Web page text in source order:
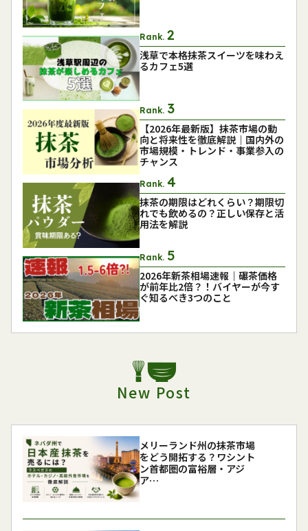
Rank.
浅草で本格抹茶スイーツを味わえ
るカフェ5選
Rank.
【2026年最新版】抹茶市場の動
向と将来性を徹底解説｜国内外の
市場規模・トレンド・事業参入の
チャンス
Rank.
抹茶の期限はどれくらい？期限切
れでも飲めるの？正しい保存と活
用法を解説
Rank.
2026年新茶相場速報｜碾茶価格
が前年比2倍？！バイヤーが今す
ぐ知るべき3つのこと
New Post
メリーランド州の抹茶市場
をどう開拓する？ワシント
ン首都圏の富裕層・アジ
ア…